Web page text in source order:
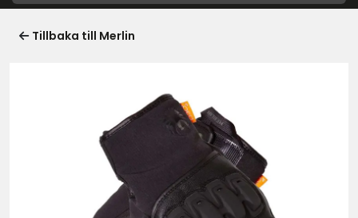
Tillbaka till Merlin